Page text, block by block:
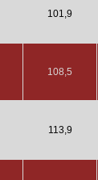
101,9
108,5
113,9